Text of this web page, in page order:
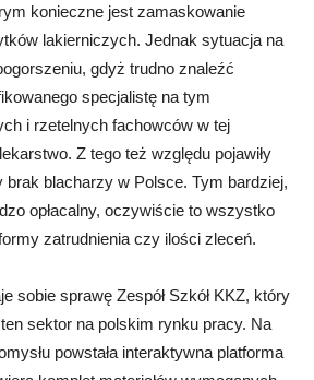
konieczne jest zamaskowanie
lakierniczych. Jednak sytuacja na
gdyż trudno znaleźć
specjalistę na tym
i rzetelnych fachowców w tej
Z tego też względu pojawiły
brak blacharzy w Polsce. Tym bardziej,
opłacalny, oczywiście to wszystko
zatrudnienia czy ilości zleceń.
sobie sprawę Zespół Szkół KKZ, który
sektor na polskim rynku pracy. Na
powstała interaktywna platforma